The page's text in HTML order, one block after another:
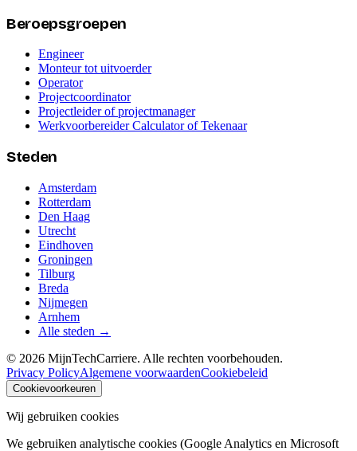
Beroepsgroepen
Engineer
Monteur tot uitvoerder
Operator
Projectcoordinator
Projectleider of projectmanager
Werkvoorbereider Calculator of Tekenaar
Steden
Amsterdam
Rotterdam
Den Haag
Utrecht
Eindhoven
Groningen
Tilburg
Breda
Nijmegen
Arnhem
Alle steden →
© 2026 MijnTechCarriere. Alle rechten voorbehouden.
Privacy PolicyAlgemene voorwaardenCookiebeleid
Cookievoorkeuren
Wij gebruiken cookies
We gebruiken analytische cookies (Google Analytics en Microsoft